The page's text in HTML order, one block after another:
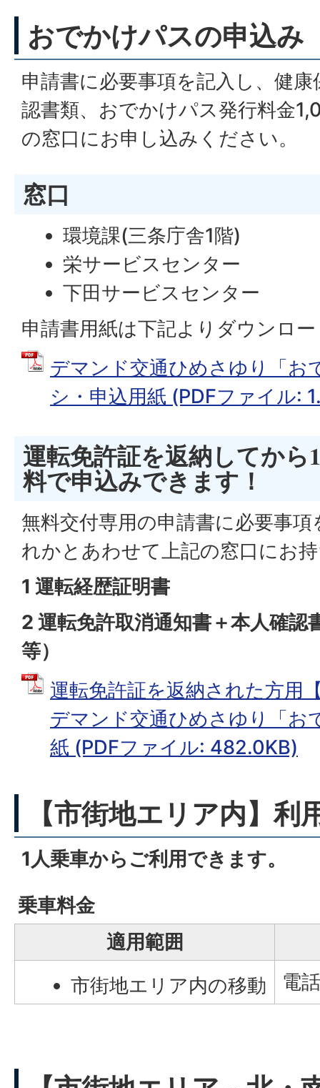
おでかけパスの申込み
申請書に必要事項を記入し、健
認書類、おでかけパス発行料金
の窓口にお申し込みください。
窓口
環境課(三条庁舎1階)
栄サービスセンター
下田サービスセンター
申請書用紙は下記よりダウンロ
デマンド交通ひめさゆり「お
シ・申込用紙 (PDFファイル:
運転免許証を返納してから
料で申込みできます！
無料交付専用の申請書に必要事
れかとあわせて上記の窓口にお
1 運転経歴証明書
2 運転免許取消通知書＋本人確認
等）
運転免許証を返納された方用
デマンド交通ひめさゆり「お
紙 (PDFファイル: 482.0KB)
【市街地エリア内】利
1人乗車からご利用できます。
乗車料金
適用範囲
市街地エリア内の移動
電